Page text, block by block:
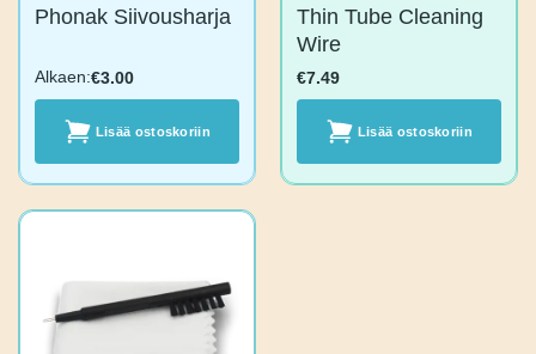
Phonak
Alkaen:€3.00
Thin Tube Cleaning
Wire
€7.49